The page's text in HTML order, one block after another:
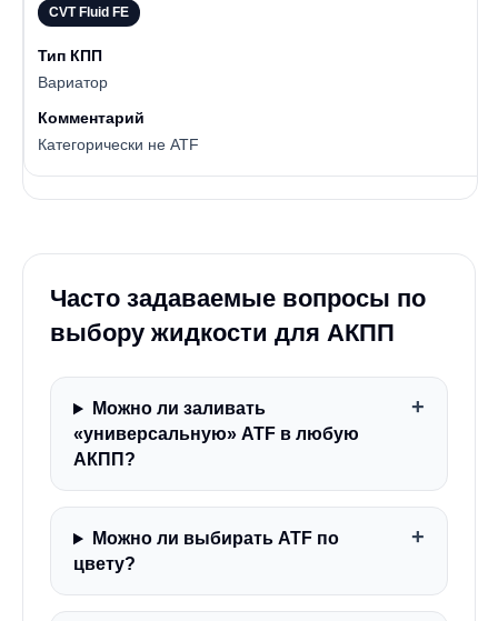
CVT Fluid FE
Вариатор
Категорически не ATF
Часто задаваемые вопросы по
выбору жидкости для АКПП
Можно ли заливать
«универсальную» ATF в любую
АКПП?
Можно ли выбирать ATF по
цвету?